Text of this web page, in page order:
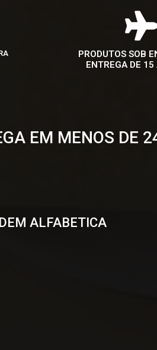
PRODUTOS SOB
ENTREGA DE
EM MENOS DE
ALFABETICA